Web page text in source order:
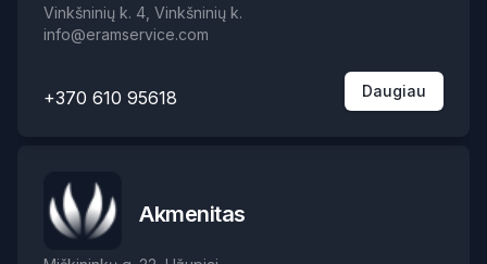
Vinkšninių k. 4, Vinkšninių k.
info@eramservice.com
+370 610 95618 Daugiau
Akmenitas